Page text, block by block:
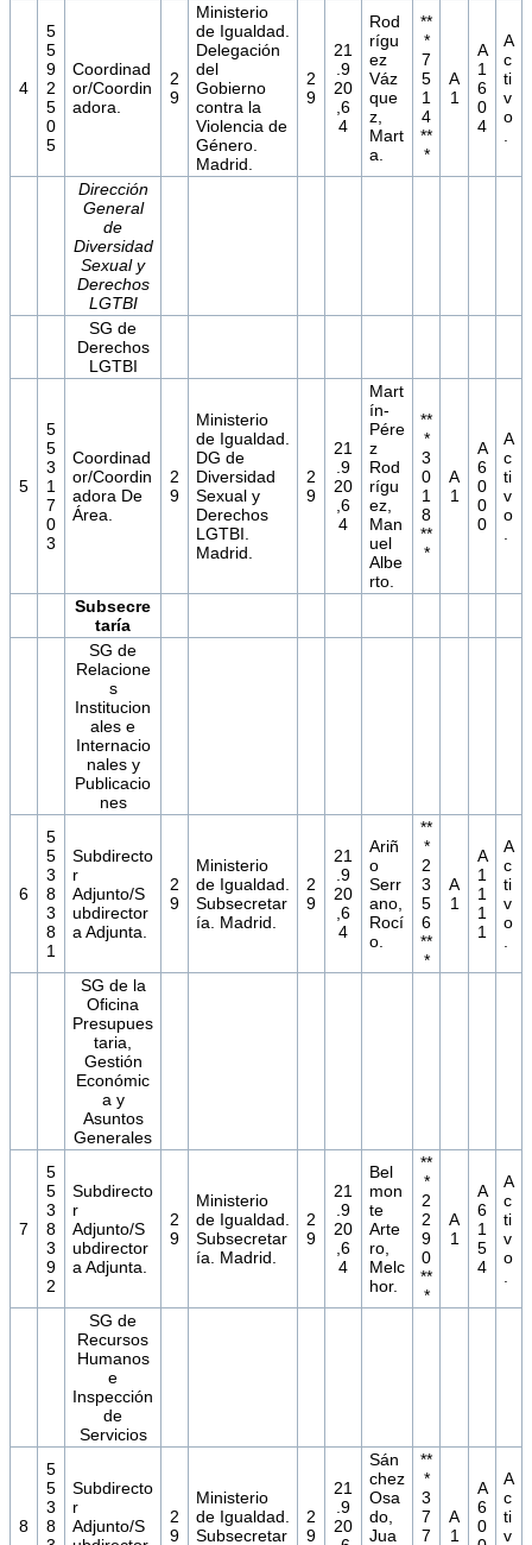
4
5
5
9
2
5
0
5
Coordinad
or/Coordin
adora.
2
9
Ministerio
de Igualdad.
Delegación
del
Gobierno
contra la
Violencia de
Género.
Madrid.
2
9
21
.9
20
,6
4
Rod
rígu
ez
Váz
que
z,
Mart
a.
**
*
7
5
1
4
**
*
A
1
A
1
6
0
4
A
c
ti
v
o
Dirección
General
de
Diversidad
Sexual y
Derechos
LGTBI
SG de
Derechos
LGTBI
5
5
5
3
1
7
0
3
Coordinad
or/Coordin
adora De
Área.
2
9
Ministerio
de Igualdad.
DG de
Diversidad
Sexual y
Derechos
LGTBI.
Madrid.
2
9
21
.9
20
,6
4
Mart
ín-
Pére
z
Rod
rígu
ez,
Man
uel
Albe
rto.
**
*
3
0
1
8
**
*
A
1
A
6
0
0
0
A
c
ti
v
o
Subsecre
taría
SG de
Relacione
s
Institucion
ales e
Internacio
nales y
Publicacio
nes
6
5
5
3
8
3
8
1
Subdirecto
r
Adjunto/S
ubdirector
a Adjunta.
2
9
Ministerio
de Igualdad.
Subsecretar
ía. Madrid.
2
9
21
.9
20
,6
4
Ariñ
o
Serr
ano,
Rocí
o.
**
*
2
3
5
6
**
*
A
1
A
1
1
1
1
A
c
ti
v
o
SG de la
Oficina
Presupues
taria,
Gestión
Económic
a y
Asuntos
Generales
7
5
5
3
8
3
9
2
Subdirecto
r
Adjunto/S
ubdirector
a Adjunta.
2
9
Ministerio
de Igualdad.
Subsecretar
ía. Madrid.
2
9
21
.9
20
,6
4
Bel
mon
te
Arte
ro,
Melc
hor.
**
*
2
2
9
0
**
*
A
1
A
6
1
5
4
A
c
ti
v
o
SG de
Recursos
Humanos
e
Inspección
de
Servicios
8
5
5
3
8
Subdirecto
r
Adjunto/S
2
9
Ministerio
de Igualdad.
Subsecretar
2
9
21
.9
20
Sán
chez
Osa
do,
Jua
**
*
3
7
7
A
1
A
6
0
A
c
ti
v